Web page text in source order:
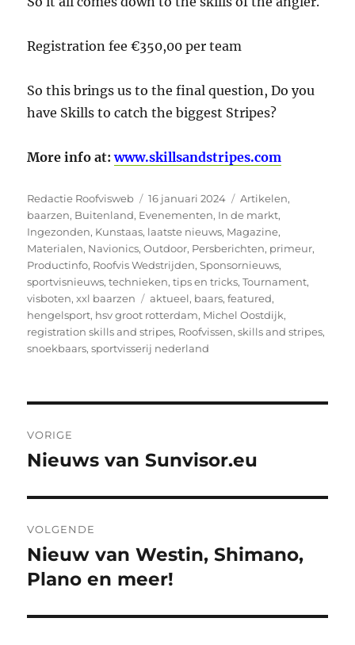
Registration fee €350,00 per team
So this brings us to the final question, Do you
have Skills to catch the biggest Stripes?
More info at:www.skillsandstripes.com
Auteur
Redactie Roofvisweb
Geplaatst
op
16 januari 2024 Categorieën
Artikelen,
baarzen, Buitenland, Evenementen, In de markt,
Ingezonden, Kunstaas, laatste nieuws, Magazine,
Materialen, Navionics,Outdoor, Persberichten, primeur,
Productinfo, Roofvis Wedstrijden,Sponsornieuws,
sportvisnieuws,technieken,tips en tricks,Tournament,
visboten,xxl baarzen Tags
aktueel, baars,featured,
hengelsport, hsv groot rotterdam, Michel Oostdijk,
registration skills and stripes, Roofvissen,skills and stripes,
snoekbaars,sportvisserij nederland
navigatie
VORIGE
Vorig
Nieuws van Sunvisor.eu
VOLGENDE
Volgend
bericht:
Nieuw van Westin, Shimano,
Plano en meer!